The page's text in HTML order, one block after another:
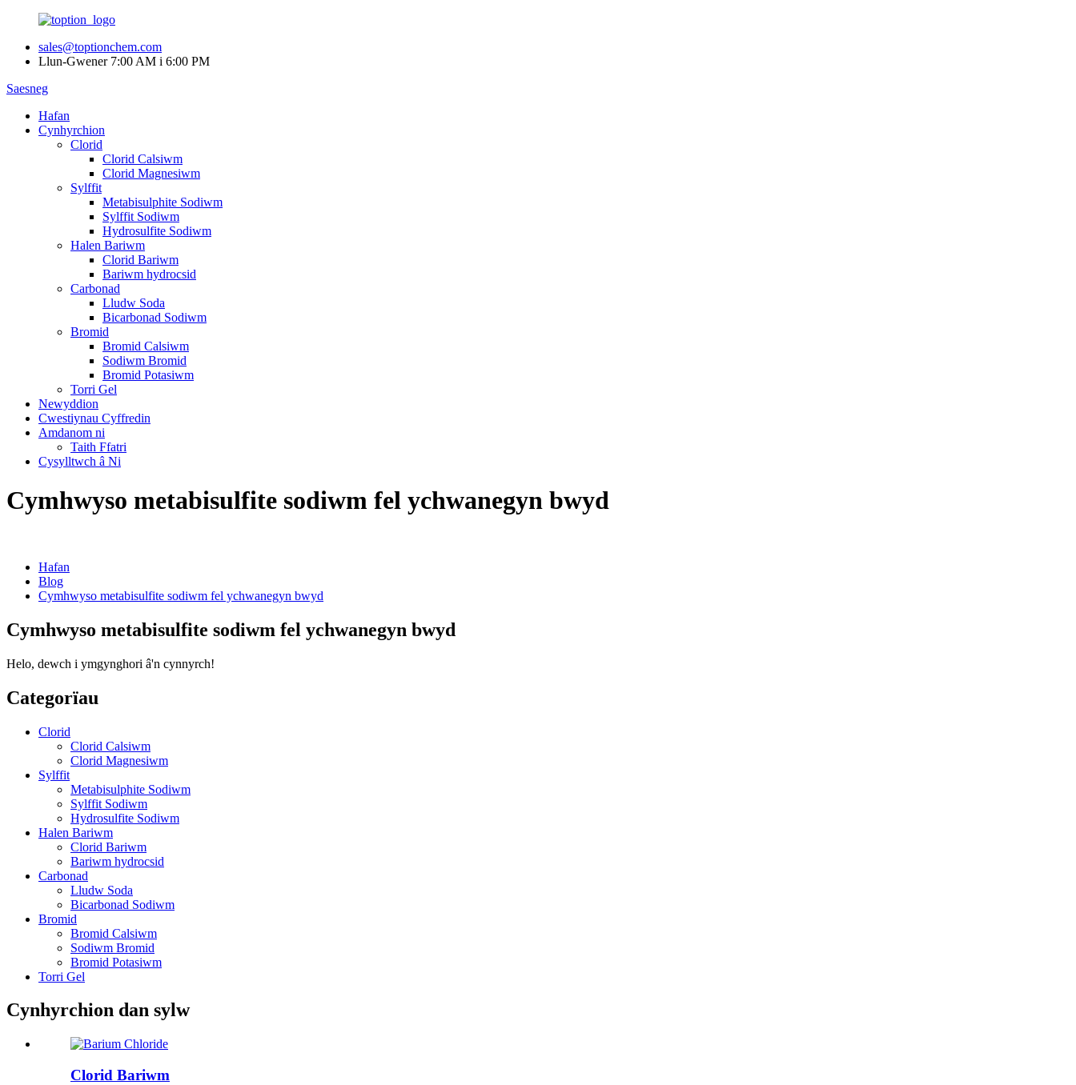
sales@toptionchem.com
Llun-Gwener 7:00 AM i 6:00 PM
Saesneg
Hafan
Cynhyrchion
Clorid
Clorid Calsiwm
Clorid Magnesiwm
Sylffit
Metabisulphite Sodiwm
Sylffit Sodiwm
Hydrosulfite Sodiwm
Halen Bariwm
Clorid Bariwm
Bariwm hydrocsid
Carbonad
Lludw Soda
Bicarbonad Sodiwm
Bromid
Bromid Calsiwm
Sodiwm Bromid
Bromid Potasiwm
Torri Gel
Newyddion
Cwestiynau Cyffredin
Amdanom ni
Taith Ffatri
Cysylltwch â Ni
Cymhwyso metabisulfite sodiwm fel ychwanegyn bwyd
Hafan
Blog
Cymhwyso metabisulfite sodiwm fel ychwanegyn bwyd
Cymhwyso metabisulfite sodiwm fel ychwanegyn bwyd
Helo, dewch i ymgynghori â'n cynnyrch!
Categorïau
Clorid
Clorid Calsiwm
Clorid Magnesiwm
Sylffit
Metabisulphite Sodiwm
Sylffit Sodiwm
Hydrosulfite Sodiwm
Halen Bariwm
Clorid Bariwm
Bariwm hydrocsid
Carbonad
Lludw Soda
Bicarbonad Sodiwm
Bromid
Bromid Calsiwm
Sodiwm Bromid
Bromid Potasiwm
Torri Gel
Cynhyrchion dan sylw
Clorid Bariwm